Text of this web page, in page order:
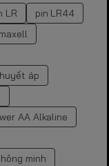
LR
pin LR44
áp
AA Alkaline
minh